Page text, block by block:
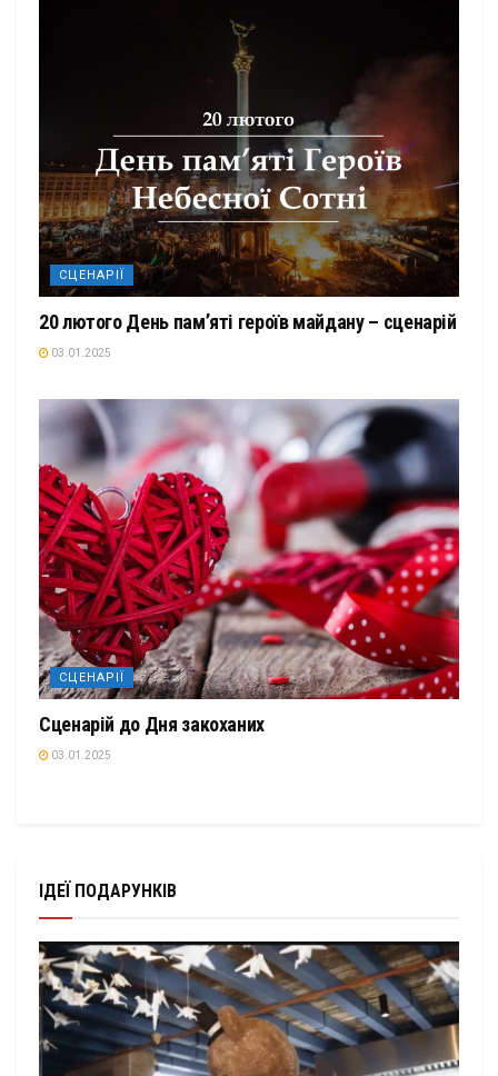
СЦЕНАРІЇ
20 лютого День пам’яті героїв майдану – сценарій
03.01.2025
СЦЕНАРІЇ
Сценарій до Дня закоханих
03.01.2025
ІДЕЇ ПОДАРУНКІВ